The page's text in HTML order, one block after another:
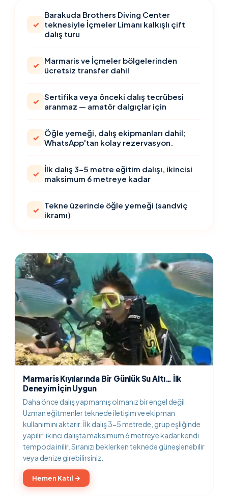
✓
Barakuda Brothers Diving Center
teknesiyle İçmeler Limanı kalkışlı çift
dalış turu
✓
Marmaris ve İçmeler bölgelerinden
ücretsiz transfer dahil
✓ Sertifika veya önceki dalış tecrübesi
aranmaz — amatör dalgıçlar için
✓
Öğle yemeği, dalış ekipmanları dahil;
WhatsApp'tan kolay rezervasyon.
✓
İlk dalış 3-5 metre eğitim dalışı, ikincisi
maksimum 6 metreye kadar
✓
Tekne üzerinde öğle yemeği (sandviç
ikramı)
Marmaris Kıyılarında Bir Günlük Su Altı… İlk
Deneyim İçin Uygun
Daha önce dalış yapmamış olmanız bir engel değil.
Uzman eğitmenler teknede iletişim ve ekipman
kullanımını aktarır. İlk dalış 3-5 metrede, grup eşliğinde
yapılır; ikinci dalışta maksimum 6 metreye kadar kendi
tempoda inilir. Sıranızı beklerken teknede güneşlenebilir
veya denize girebilirsiniz.
Hemen Katıl →